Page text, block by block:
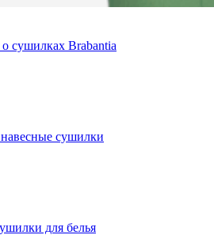
сушилках Brabantia
сушилки
для белья